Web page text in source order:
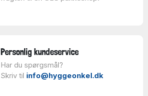
Personlig kundeservice
Har du spørgsmål?
Skriv til info@hyggeonkel.dk